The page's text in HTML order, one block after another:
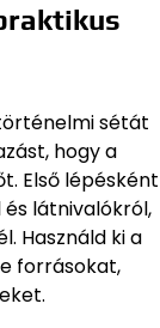
sétát
hogy a
Első lépésként
látnivalókról,
Használd ki a
forrásokat,